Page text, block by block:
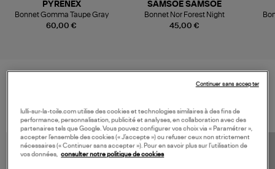
60,00 €
PYRENEX
Bonnet Gomma Taupe Gray
45,00 €
SAMSOE SAMSOE
Bonnet Nor Forest Night
lulli-sur-la-toile.com utilise des cookies et technologies similaires à des fins de
performance, personnalisation, publicité et analyses, en collaboration avec des
partenaires tels que Google. Vous pouvez configurer vos choix via « Paramétrer »,
accepter l’ensemble des cookies (« J’accepte ») ou refuser ceux non strictement
nécessaires (« Continuer sans accepter »). Pour en savoir plus sur l’utilisation de
vos données, consulter notre politique de cookies
Continuer sans accepter